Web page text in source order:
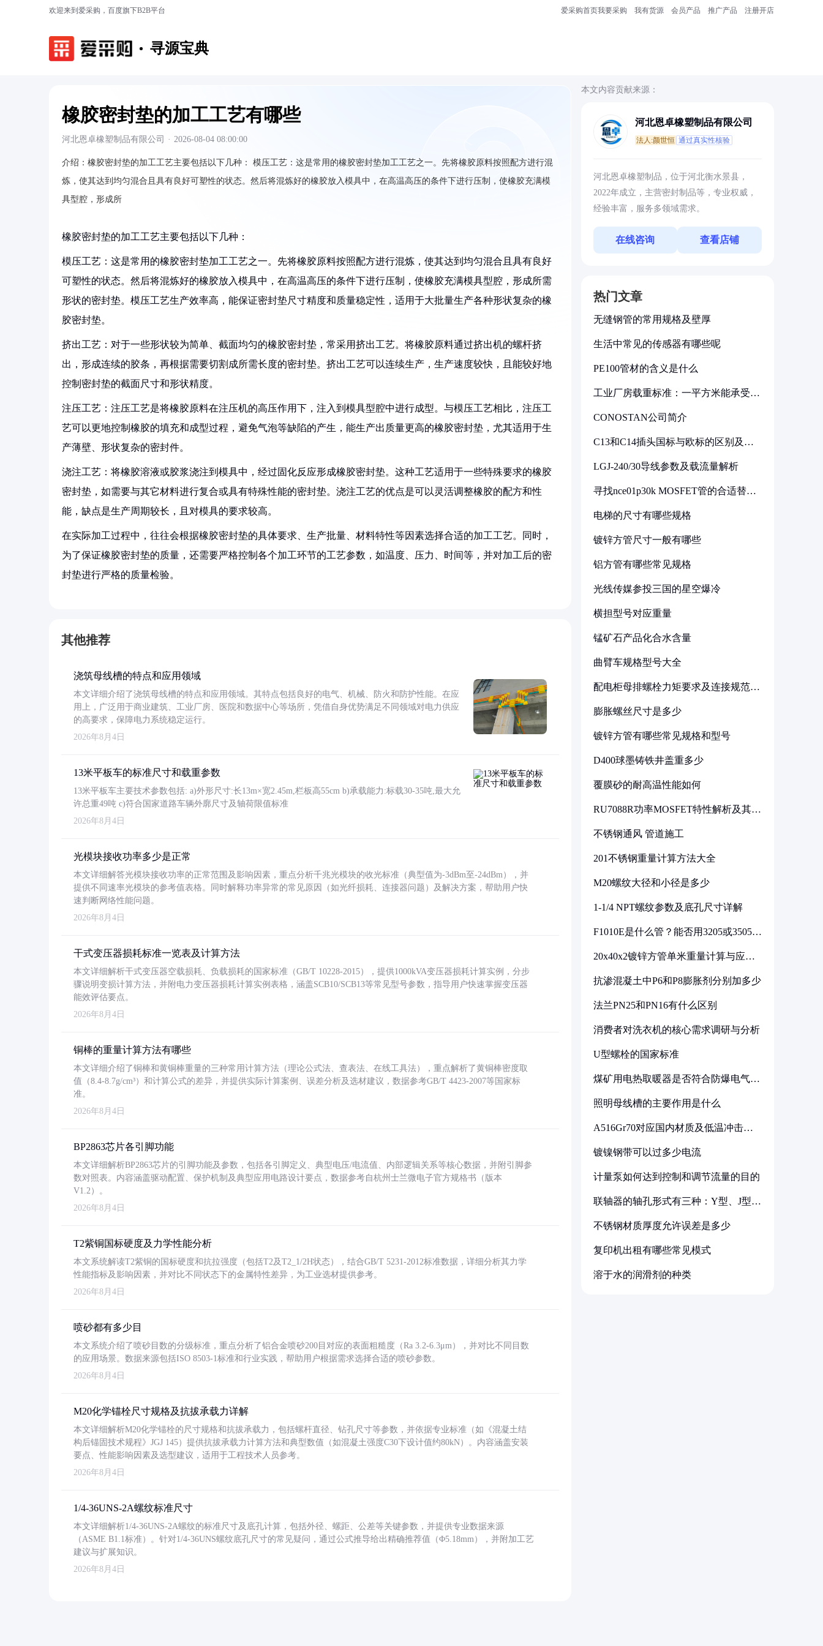
欢迎来到爱采购，百度旗下B2B平台 爱采购首页我要采购 我有货源 会员产品 推广产品 注册开店
寻源宝典
橡胶密封垫的加工工艺有哪些
河北恩卓橡塑制品有限公司 · 2026-08-04 08:00:00
介绍： 橡胶密封垫的加工工艺主要包括以下几种：
模压工艺：这是常用的橡胶密封垫加工工艺之一。先将橡胶原料按照配方进行混
炼，使其达到均匀混合且具有良好可塑性的状态。然后将混炼好的橡胶放入模具中，在高温高压的条件下进行压制，使橡胶充满模
具型腔，形成所
橡胶密封垫的加工工艺主要包括以下几种：
模压工艺：这是常用的橡胶密封垫加工工艺之一。先将橡胶原料按照配方进行混炼，使其达到均匀混合且具有良好
可塑性的状态。然后将混炼好的橡胶放入模具中，在高温高压的条件下进行压制，使橡胶充满模具型腔，形成所需
形状的密封垫。模压工艺生产效率高，能保证密封垫尺寸精度和质量稳定性，适用于大批量生产各种形状复杂的橡
胶密封垫。
挤出工艺：对于一些形状较为简单、截面均匀的橡胶密封垫，常采用挤出工艺。将橡胶原料通过挤出机的螺杆挤
出，形成连续的胶条，再根据需要切割成所需长度的密封垫。挤出工艺可以连续生产，生产速度较快，且能较好地
控制密封垫的截面尺寸和形状精度。
注压工艺：注压工艺是将橡胶原料在注压机的高压作用下，注入到模具型腔中进行成型。与模压工艺相比，注压工
艺可以更地控制橡胶的填充和成型过程，避免气泡等缺陷的产生，能生产出质量更高的橡胶密封垫，尤其适用于生
产薄壁、形状复杂的密封件。
浇注工艺：将橡胶溶液或胶浆浇注到模具中，经过固化反应形成橡胶密封垫。这种工艺适用于一些特殊要求的橡胶
密封垫，如需要与其它材料进行复合或具有特殊性能的密封垫。浇注工艺的优点是可以灵活调整橡胶的配方和性
能，缺点是生产周期较长，且对模具的要求较高。
在实际加工过程中，往往会根据橡胶密封垫的具体要求、生产批量、材料特性等因素选择合适的加工工艺。同时，
为了保证橡胶密封垫的质量，还需要严格控制各个加工环节的工艺参数，如温度、压力、时间等，并对加工后的密
封垫进行严格的质量检验。
其他推荐
浇筑母线槽的特点和应用领域
本文详细介绍了浇筑母线槽的特点和应用领域。其特点包括良好的电气、机械、防火和防护性能。在应
用上，广泛用于商业建筑、工业厂房、医院和数据中心等场所，凭借自身优势满足不同领域对电力供应
的高要求，保障电力系统稳定运行。
2026年8月4日
13米平板车的标准尺寸和载重参数
13米平板车主要技术参数包括: a)外形尺寸:长13m×宽2.45m,栏板高55cm b)承载能力:标载30-35吨,最大允
许总重49吨 c)符合国家道路车辆外廓尺寸及轴荷限值标准
2026年8月4日
光模块接收功率多少是正常
本文详细解答光模块接收功率的正常范围及影响因素，重点分析千兆光模块的收光标准（典型值为-3dBm至-24dBm），并
提供不同速率光模块的参考值表格。同时解释功率异常的常见原因（如光纤损耗、连接器问题）及解决方案，帮助用户快
速判断网络性能问题。
2026年8月4日
干式变压器损耗标准一览表及计算方法
本文详细解析干式变压器空载损耗、负载损耗的国家标准（GB/T 10228-2015），提供1000kVA变压器损耗计算实例，分步
骤说明变损计算方法，并附电力变压器损耗计算实例表格，涵盖SCB10/SCB13等常见型号参数，指导用户快速掌握变压器
能效评估要点。
2026年8月4日
铜棒的重量计算方法有哪些
本文详细介绍了铜棒和黄铜棒重量的三种常用计算方法（理论公式法、查表法、在线工具法），重点解析了黄铜棒密度取
值（8.4-8.7g/cm³）和计算公式的差异，并提供实际计算案例、误差分析及选材建议，数据参考GB/T 4423-2007等国家标
准。
2026年8月4日
BP2863芯片各引脚功能
本文详细解析BP2863芯片的引脚功能及参数，包括各引脚定义、典型电压/电流值、内部逻辑关系等核心数据，并附引脚参
数对照表。内容涵盖驱动配置、保护机制及典型应用电路设计要点，数据参考自杭州士兰微电子官方规格书（版本
V1.2）。
2026年8月4日
T2紫铜国标硬度及力学性能分析
本文系统解读T2紫铜的国标硬度和抗拉强度（包括T2及T2_1/2H状态），结合GB/T 5231-2012标准数据，详细分析其力学
性能指标及影响因素，并对比不同状态下的金属特性差异，为工业选材提供参考。
2026年8月4日
喷砂都有多少目
本文系统介绍了喷砂目数的分级标准，重点分析了铝合金喷砂200目对应的表面粗糙度（Ra 3.2-6.3μm），并对比不同目数
的应用场景。数据来源包括ISO 8503-1标准和行业实践，帮助用户根据需求选择合适的喷砂参数。
2026年8月4日
M20化学锚栓尺寸规格及抗拔承载力详解
本文详细解析M20化学锚栓的尺寸规格和抗拔承载力，包括螺杆直径、钻孔尺寸等参数，并依据专业标准（如《混凝土结
构后锚固技术规程》JGJ 145）提供抗拔承载力计算方法和典型数值（如混凝土强度C30下设计值约80kN）。内容涵盖安装
要点、性能影响因素及选型建议，适用于工程技术人员参考。
2026年8月4日
1/4-36UNS-2A螺纹标准尺寸
本文详细解析1/4-36UNS-2A螺纹的标准尺寸及底孔计算，包括外径、螺距、公差等关键参数，并提供专业数据来源
（ASME B1.1标准）。针对1/4-36UNS螺纹底孔尺寸的常见疑问，通过公式推导给出精确推荐值（Φ5.18mm），并附加工艺
建议与扩展知识。
2026年8月4日
本文内容贡献来源：
河北恩卓橡塑制品有限公司
法人:颜世恒 通过真实性核验
河北恩卓橡塑制品，位于河北衡水景县，
2022年成立，主营密封制品等，专业权威，
经验丰富，服务多领域需求。
在线咨询 查看店铺
热门文章
无缝钢管的常用规格及壁厚
生活中常见的传感器有哪些呢
PE100管材的含义是什么
工业厂房载重标准：一平方米能承受多
CONOSTAN公司简介
C13和C14插头国标与欧标的区别及其
LGJ-240/30导线参数及载流量解析
寻找nce01p30k MOSFET管的合适替代
电梯的尺寸有哪些规格
镀锌方管尺寸一般有哪些
铝方管有哪些常见规格
光线传媒参投三国的星空爆冷
横担型号对应重量
锰矿石产品化合水含量
曲臂车规格型号大全
配电柜母排螺栓力矩要求及连接规范详
膨胀螺丝尺寸是多少
镀锌方管有哪些常见规格和型号
D400球墨铸铁井盖重多少
覆膜砂的耐高温性能如何
RU7088R功率MOSFET特性解析及其在
不锈钢通风 管道施工
201不锈钢重量计算方法大全
M20螺纹大径和小径是多少
1-1/4 NPT螺纹参数及底孔尺寸详解
F1010E是什么管？能否用3205或3505代
20x40x2镀锌方管单米重量计算与应用
抗渗混凝土中P6和P8膨胀剂分别加多少
法兰PN25和PN16有什么区别
消费者对洗衣机的核心需求调研与分析
U型螺栓的国家标准
煤矿用电热取暖器是否符合防爆电气设
照明母线槽的主要作用是什么
A516Gr70对应国内材质及低温冲击要
镀镍钢带可以过多少电流
计量泵如何达到控制和调节流量的目的
联轴器的轴孔形式有三种：Y型、J型、
不锈钢材质厚度允许误差是多少
复印机出租有哪些常见模式
溶于水的润滑剂的种类